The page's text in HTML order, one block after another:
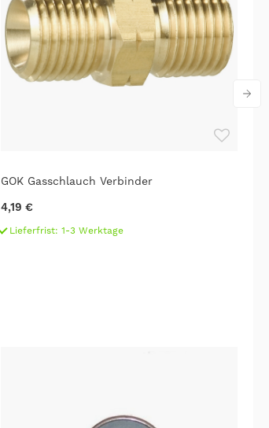
GOK Gasschlauch Verbinder
4,19 €
Lieferfrist: 1-3 Werktage